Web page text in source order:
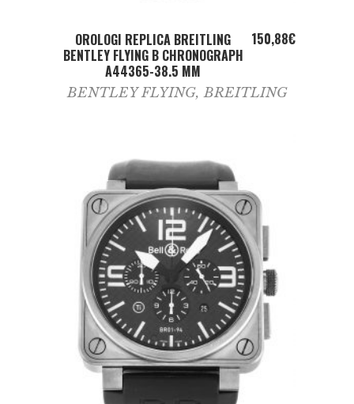
ADD TO CART
OROLOGI REPLICA BREITLING
BENTLEY FLYING B CHRONOGRAPH
A44365-38.5 MM
150,88€
BENTLEY FLYING,BREITLING